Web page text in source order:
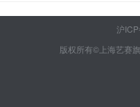
沪
版权所有©上海艺赛